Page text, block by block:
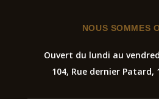
NOUS SOMMES
Ouvert du lundi au
104, Rue dernier Patard,